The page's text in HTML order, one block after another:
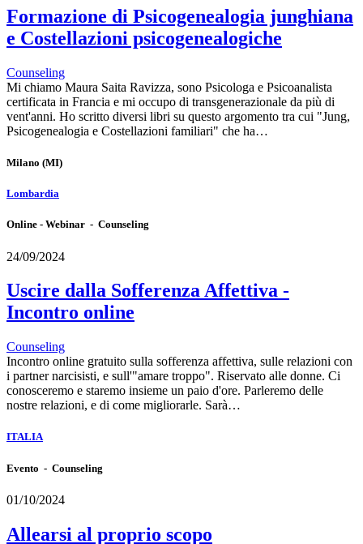
Formazione di Psicogenealogia junghiana
e Costellazioni psicogenealogiche
Counseling
Mi chiamo Maura Saita Ravizza, sono Psicologa e Psicoanalista
certificata in Francia e mi occupo di transgenerazionale da più di
vent'anni. Ho scritto diversi libri su questo argomento tra cui "Jung,
Psicogenealogia e Costellazioni familiari" che ha…
Milano (MI)
Lombardia
Online - Webinar - Counseling
24/09/2024
Uscire dalla Sofferenza Affettiva -
Incontro online
Counseling
Incontro online gratuito sulla sofferenza affettiva, sulle relazioni con
i partner narcisisti, e sull'"amare troppo". Riservato alle donne. Ci
conosceremo e staremo insieme un paio d'ore. Parleremo delle
nostre relazioni, e di come migliorarle. Sarà…
ITALIA
Evento - Counseling
01/10/2024
Allearsi al proprio scopo